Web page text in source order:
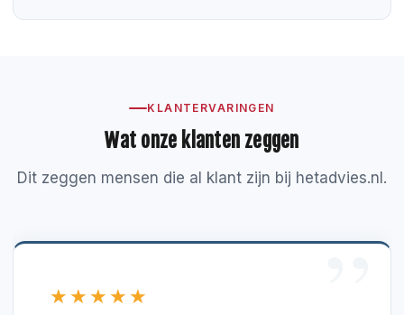
KLANTERVARINGEN
Wat onze klanten zeggen
Dit zeggen mensen die al klant zijn bij hetadvies.nl.
★★★★★